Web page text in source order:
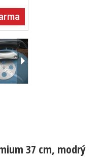
37 cm, modrý